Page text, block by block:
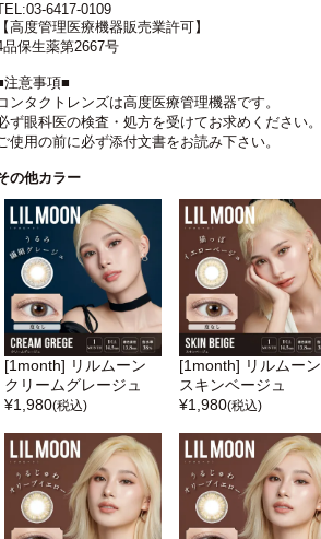
6417-0109
【高度管理医療機器販売業許可】
品保生薬第2667号
注意事項■
ンタクトレンズは高度医療管理機器です。
ず眼科医の検査・処方を受けてお求めください。
使用の前に必ず添付文書をお読み下さい。
の他カラー
[1month] リルムーン
クリームグレージュ
¥1,980(税込)
[1month] リルムーン
スキンベージュ
¥1,980(税込)